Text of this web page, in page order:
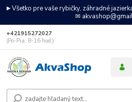
►Všetko pre vaše rybičky, záhradné
✉
+421915272027
(Po-Pia, 8-16 hod.)